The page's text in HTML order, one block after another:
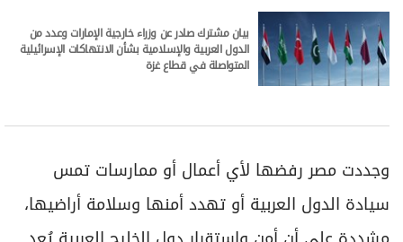
بيان مشترك صادر عن وزراء خارجية الإمارات وعدد من
الدول العربية والإسلامية بشأن الانتهاكات الإسرائيلية
المتواصلة في قطاع غزة
وجددت مصر رفضها لأي أعمال أو ممارسات تمس
سيادة الدول العربية أو تهدد أمنها وسلامة أراضيها،